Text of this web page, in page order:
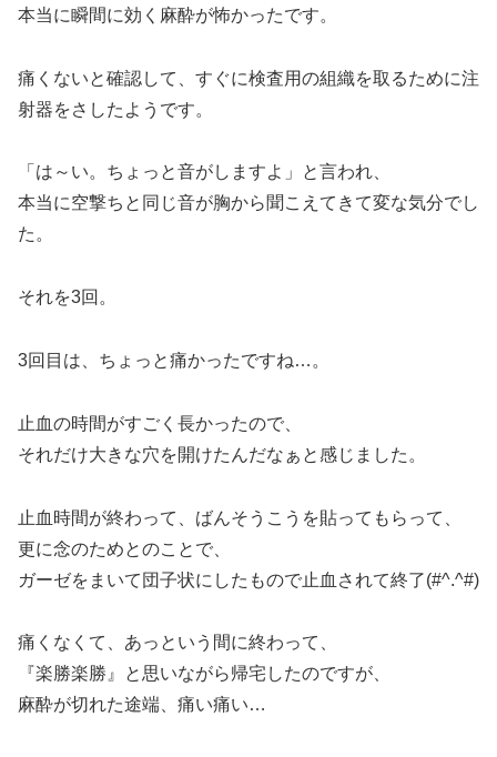
本当に瞬間に効く麻酔が怖かったです。
痛くないと確認して、すぐに検査用の組織を取るために注
射器をさしたようです。
「は～い。ちょっと音がしますよ」と言われ、
本当に空撃ちと同じ音が胸から聞こえてきて変な気分でし
た。
それを3回。
3回目は、ちょっと痛かったですね…。
止血の時間がすごく長かったので、
それだけ大きな穴を開けたんだなぁと感じました。
止血時間が終わって、ばんそうこうを貼ってもらって、
更に念のためとのことで、
ガーゼをまいて団子状にしたもので止血されて終了(#^.^#)
痛くなくて、あっという間に終わって、
『楽勝楽勝』と思いながら帰宅したのですが、
麻酔が切れた途端、痛い痛い…